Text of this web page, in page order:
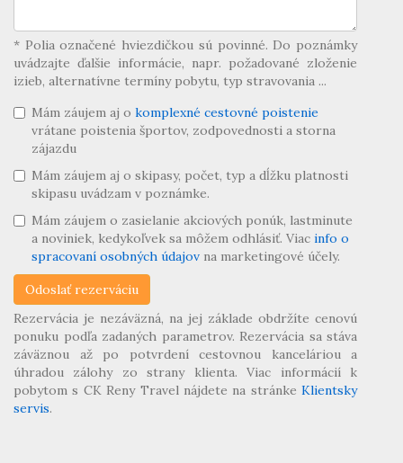
* Polia označené hviezdičkou sú povinné. Do poznámky
uvádzajte ďalšie informácie, napr. požadované zloženie
izieb, alternatívne termíny pobytu, typ stravovania ...
Mám záujem aj o komplexné cestovné poistenie
vrátane poistenia športov, zodpovednosti a storna
zájazdu
Mám záujem aj o skipasy, počet, typ a dĺžku platnosti
skipasu uvádzam v poznámke.
Mám záujem o zasielanie akciových ponúk, lastminute
a noviniek, kedykoľvek sa môžem odhlásiť. Viac info o
spracovaní osobných údajov na marketingové účely.
Rezervácia je nezáväzná, na jej základe obdržíte cenovú
ponuku podľa zadaných parametrov. Rezervácia sa stáva
záväznou až po potvrdení cestovnou kanceláriou a
úhradou zálohy zo strany klienta. Viac informácií k
pobytom s CK Reny Travel nájdete na stránke Klientsky
servis.